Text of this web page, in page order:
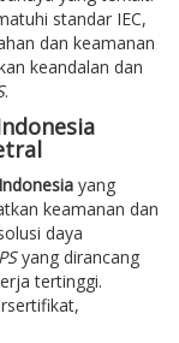
standar IEC,
dan keamanan
keandalan dan
.
yang
keamanan dan
daya
yang dirancang
tertinggi.